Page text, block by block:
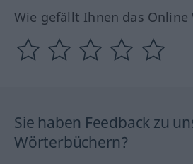
Wie gefällt Ihnen das Online
Sie haben Feedback zu
Wörterbüchern?